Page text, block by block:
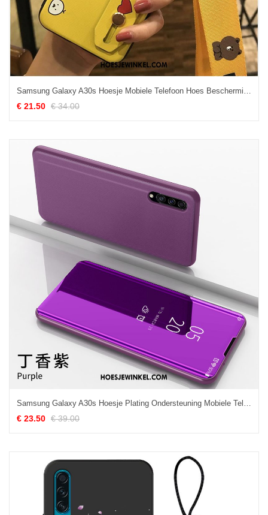
Samsung Galaxy A30s Hoesje Mobiele Telefoon Hoes Bescherming, Samsung Galaxy A30s Hoesje Geel Hanger
€ 21.50 € 34.00
Samsung Galaxy A30s Hoesje Plating Ondersteuning Mobiele Telefoon, Samsung Galaxy A30s Hoesje All Inclusive Purper
€ 23.50 € 39.00